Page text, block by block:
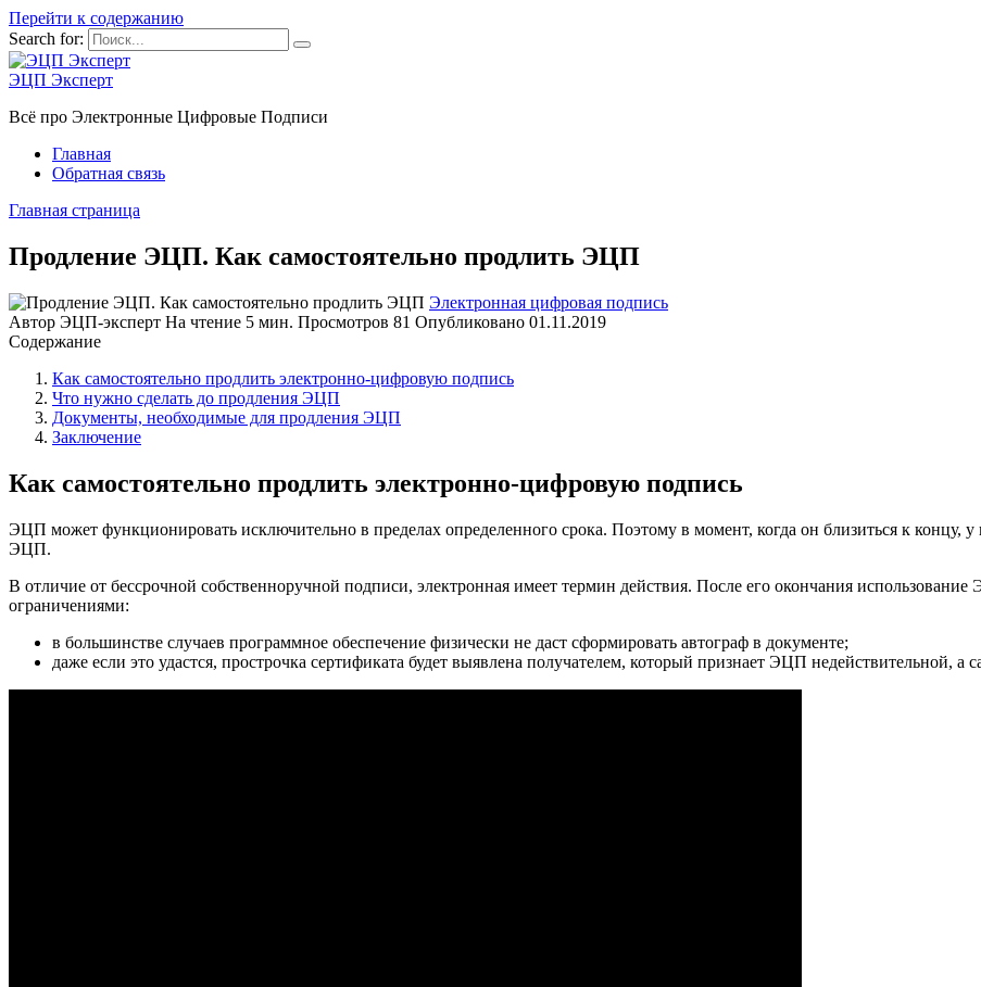
Перейти к содержанию
Search for:
ЭЦП Эксперт
Всё про Электронные Цифровые Подписи
Главная
Обратная связь
Главная страница
Продление ЭЦП. Как самостоятельно продлить ЭЦП
Электронная цифровая подпись
Автор ЭЦП-эксперт На чтение 5 мин. Просмотров 81 Опубликовано 01.11.2019
Содержание
Как самостоятельно продлить электронно-цифровую подпись
Что нужно сделать до продления ЭЦП
Документы, необходимые для продления ЭЦП
Заключение
Как самостоятельно продлить электронно-цифровую подпись
ЭЦП может функционировать исключительно в пределах определенного срока. Поэтому в момент, когда он близиться к концу, у
ЭЦП.
В отличие от бессрочной собственноручной подписи, электронная имеет термин действия. После его окончания
ограничениями:
в большинстве случаев программное обеспечение физически не даст сформировать автограф в документе;
даже если это удастся, прострочка сертификата будет выявлена получателем, который признает ЭЦП недействительной, а